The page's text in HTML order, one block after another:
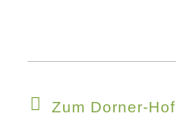
Zum Dorner-Hof